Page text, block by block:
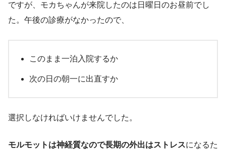
ですが、モカちゃんが来院したのは日曜日のお昼前でし
た。午後の診療がなかったので、
このまま一泊入院するか
次の日の朝一に出直すか
選択しなければいけませんでした。
モルモットは神経質なので長期の外出はストレスになるた